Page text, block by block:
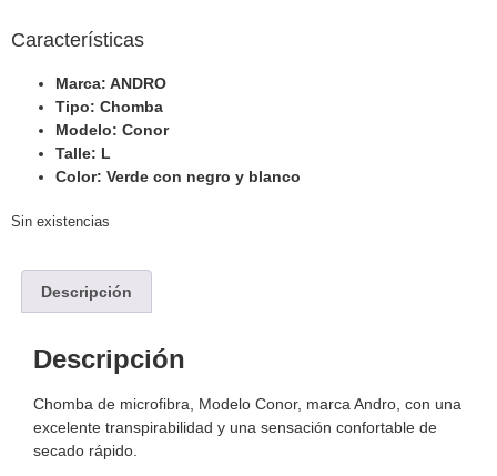
Características
Marca: ANDRO
Tipo: Chomba
Modelo: Conor
Talle: L
Color: Verde con negro y blanco
Sin existencias
Descripción
Descripción
Chomba de microfibra, Modelo Conor, marca Andro, con una
excelente transpirabilidad y una sensación confortable de
secado rápido.